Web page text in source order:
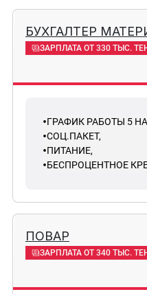
БУХГАЛТЕР
ЗАРПЛАТА ОТ 330 ТЫС.
ГРАФИК РАБОТЫ 5 НА
СОЦ.ПАКЕТ,
ПИТАНИЕ,
БЕСПРОЦЕНТНОЕ
ПОВАР
ЗАРПЛАТА ОТ 340 ТЫС.